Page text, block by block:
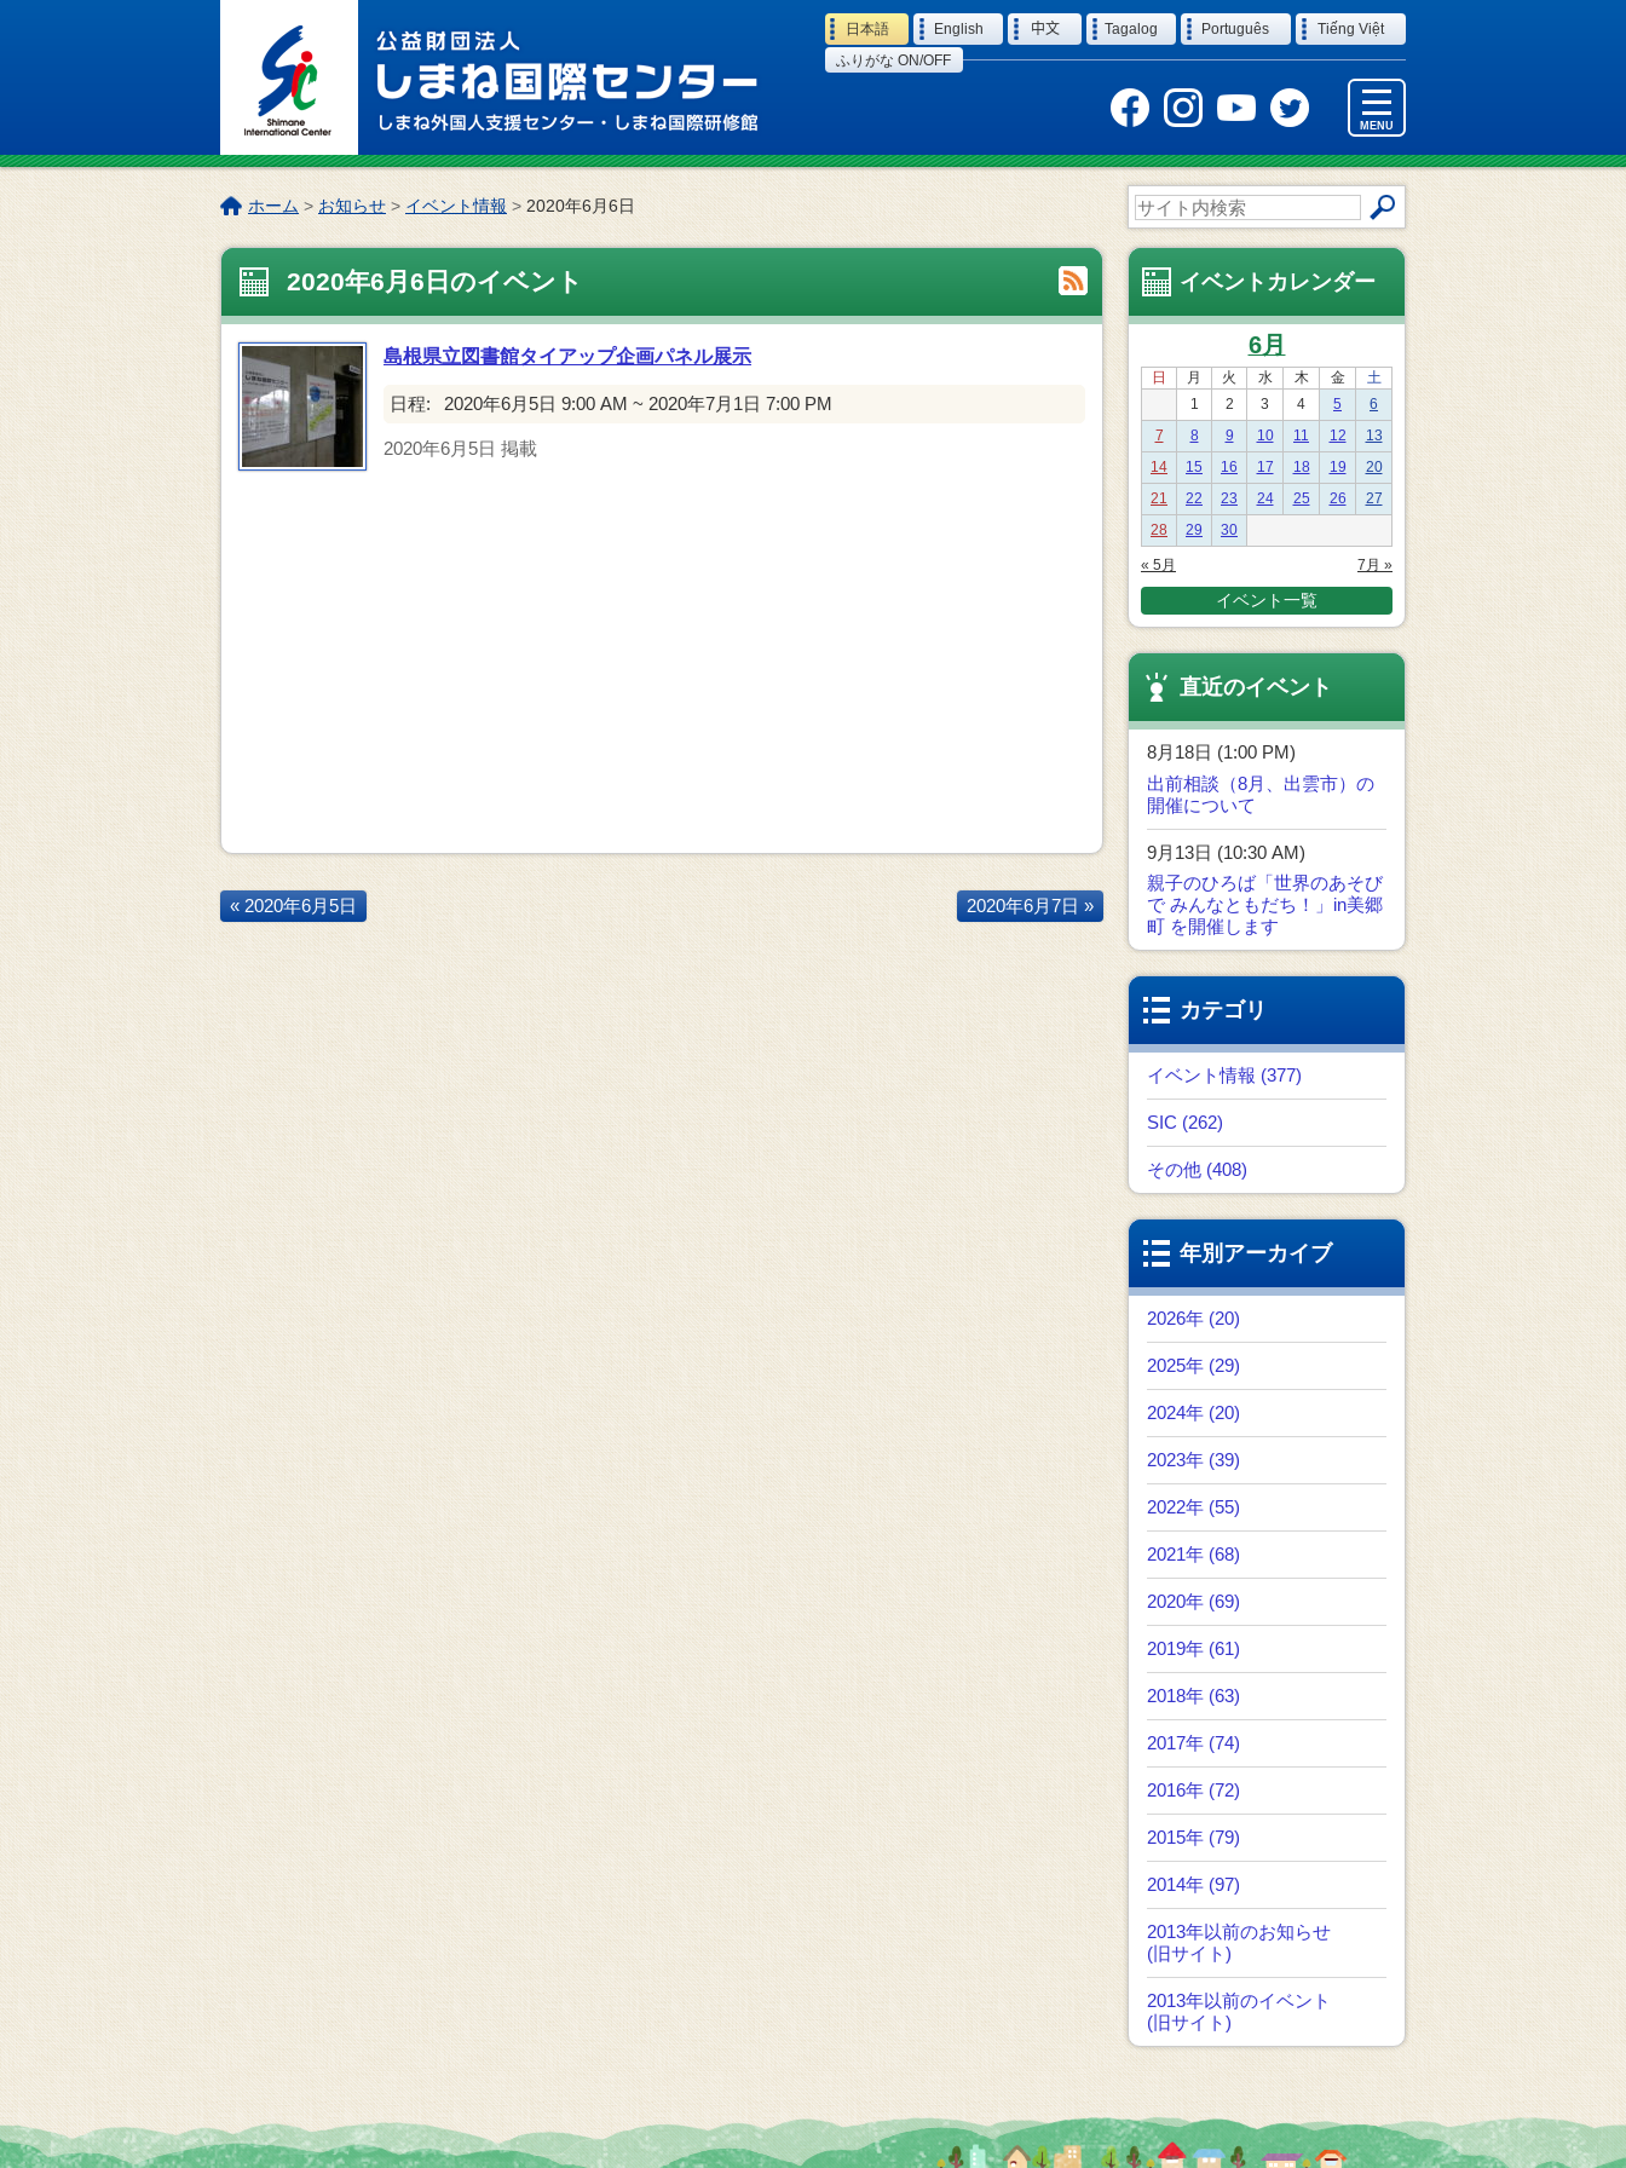
Language
日本語 English 中文 Tagalog Português
Tiếng Việt
ふりがな ON/OFF
MENU
サ
イ
ト
内
こ
ペ
ホーム > お知らせ > イベント情報 > 2020年6月6日
2020年6月6日のイベント
島根県立図書館タイアップ企画パネル展示
日程: 2020年6月5日 9:00 AM ~ 2020年7月1日 7:00 PM
2020年6月5日 掲載
« 2020年6月5日 2020年6月7日 »
イベントカレンダー
6月
日 月 火 水 木 金
土
1
2 3 4 5
6
7
8 9 10 11 12
13
14
15 16 17 18 19
20
21
22 23 24 25 26
27
28
29 30
« 5月 7月 »
イベント一覧
直近のイベント
8月18日 (1:00 PM)
出前相談（8月、出雲市）の
開催について
9月13日 (10:30 AM)
親子のひろば「世界のあそび
で みんなともだち！」in美郷
町 を開催します
カテゴリ
イベント情報 (377)
SIC (262)
その他 (408)
年別アーカイブ
2026年 (20)
2025年 (29)
2024年 (20)
2023年 (39)
2022年 (55)
2021年 (68)
2020年 (69)
2019年 (61)
2018年 (63)
2017年 (74)
2016年 (72)
2015年 (79)
2014年 (97)
2013年以前のお知らせ
(旧サイト)
2013年以前のイベント
(旧サイト)